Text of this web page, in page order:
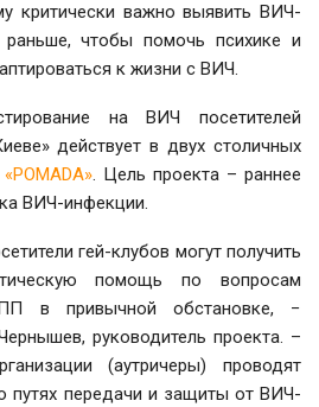
критически важно выявить ВИЧ-
чтобы помочь психике и
к жизни с ВИЧ.
на ВИЧ посетителей
действует в двух столичных
«POMADA». Цель проекта – раннее
ВИЧ-инфекции.
гей-клубов могут получить
помощь по вопросам
в привычной обстановке, −
руководитель проекта. –
(аутричеры) проводят
путях передачи и защиты от ВИЧ-